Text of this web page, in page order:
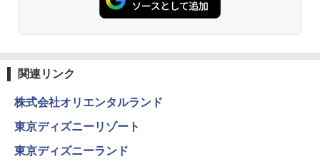
関連リンク
株式会社オリエンタルランド
東京ディズニーリゾート
東京ディズニーランド